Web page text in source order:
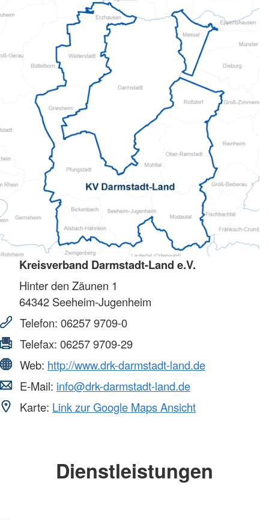
Kreisverband Darmstadt-Land e.V.
Hinter den Zäunen 1
64342 Seeheim-Jugenheim
Telefon: 06257 9709-0
Telefax: 06257 9709-29
Web: http://www.drk-darmstadt-land.de
E-Mail: info@drk-darmstadt-land.de
Karte: Link zur Google Maps Ansicht
Dienstleistungen